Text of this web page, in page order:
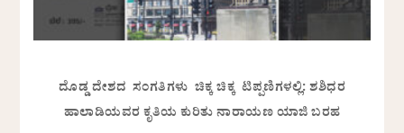
ದೊಡ್ಡ ದೇಶದ ಸಂಗತಿಗಳು ಚಿಕ್ಕ ಚಿಕ್ಕ ಟಿಪ್ಪಣಿಗಳಲ್ಲಿ: ಶಶಿಧರ
ಹಾಲಾಡಿಯವರ ಕೃತಿಯ ಕುರಿತು ನಾರಾಯಣ ಯಾಜಿ ಬರಹ